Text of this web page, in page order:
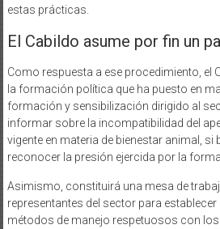
estas prácticas.
El Cabildo asume por fin un
Como respuesta a ese procedimiento, el
la formación política que ha puesto en
formación y sensibilización dirigido al
informar sobre la incompatibilidad del
vigente en materia de bienestar animal, si
reconocer la presión ejercida por la
Asimismo, constituirá una mesa de
representantes del sector para
métodos de manejo respetuosos con los